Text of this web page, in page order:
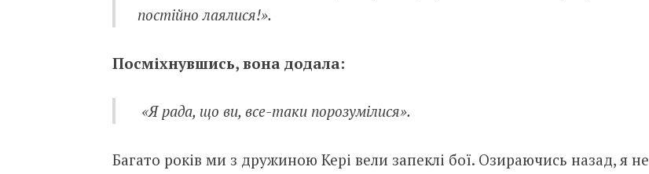
постійно лаялися!».
Посміхнувшись, вона додала:
«Я рада, що ви, все-таки порозумілися».
Багато років ми з дружиною Кері вели запеклі бої. Озираючись назад, я не